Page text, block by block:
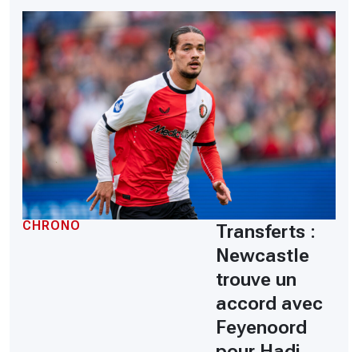
CHRONO
Transferts :
Newcastle
trouve un
accord avec
Feyenoord